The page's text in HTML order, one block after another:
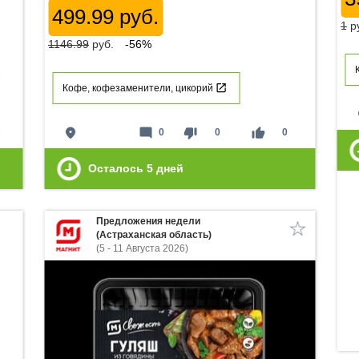
499.99 руб.
1146.99 руб. -56%
Кофе, кофезаменители, цикорий
place thumb_down 0 thumb_up 0
mode_comment 0
Осталось 5 дней
1
Предложения недели
(Астраханская область)
(5 - 11 Августа 2026)